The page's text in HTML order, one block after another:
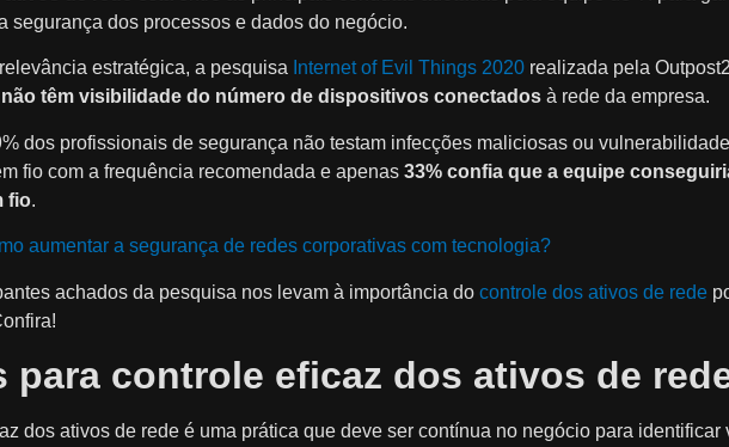
segurança dos processos e dados do negócio.
estratégica, a pesquisa Internet of Evil Things 2020 realizada pela
têm visibilidade do número de dispositivos conectados à rede da empresa.
dos profissionais de segurança não testam infecções maliciosas ou
fio com a frequência recomendada e apenas 33% confia que a equipe
fio.
aumentar a segurança de redes corporativas com tecnologia?
achados da pesquisa nos levam à importância do controle dos ativos de rede
para controle eficaz dos ativos de
dos ativos de rede é uma prática que deve ser contínua no negócio para identificar